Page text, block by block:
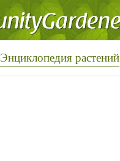
Энциклопедия растений